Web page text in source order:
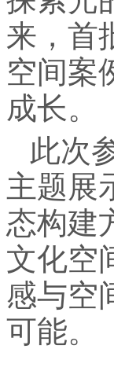
来，首
空间案
成长。
此次
主题展
态构建
文化空
感与空
可能。